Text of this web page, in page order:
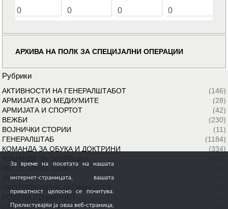
0 0 0 0
АРХИВА НА ПОЛК ЗА СПЕЦИЈАЛНИ ОПЕРАЦИИ
Рубрики
АКТИВНОСТИ НА ГЕНЕРАЛШТАБОТ
(146)
АРМИЈАТА ВО МЕДИУМИТЕ
(28)
АРМИЈАТА И СПОРТОТ
(42)
ВЕЖБИ
(230)
ВОЈНИЧКИ СТОРИИ
(11)
ГЕНЕРАЛШТАБ
(1184)
КОМАНДА ЗА ОБУКА И ДОКТРИНИ
(334)
ЛОГИСТИЧКА БАЗА
МИРОВНИ МИСИИ
СПЕЦИЈАЛНИ СИЛИ
За време на посетата на нашата
интернет-страницата, вашата
приватност целосно се почитува.
Прелистувајќи ја оваа веб-страница,